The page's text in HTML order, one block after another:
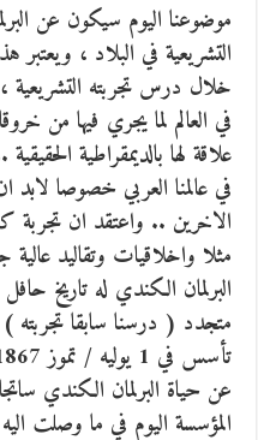
موضوعنا اليوم سيكون عن
التشريعية في البلاد ،
خلال درس تجربته التشريعية
في العالم لما يجري فيها من
علاقة لها بالديمقراطية
في عالمنا العربي خصوصا
الاخرين .. واعتقد ان تجربة
مثلا واخلاقيات وتقاليد
البرلمان الكندي له تاريخ
متجدد ( درسنا سابقا تجربته
عن حياة البرلمان الكندي
المؤسسة اليوم في ما وصلت